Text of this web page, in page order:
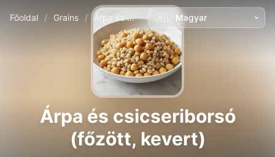
Főoldal / Grains / Árpa és csicseriborsó (főzött, kevert)
Árpa és csicseriborsó
(főzött, kevert)